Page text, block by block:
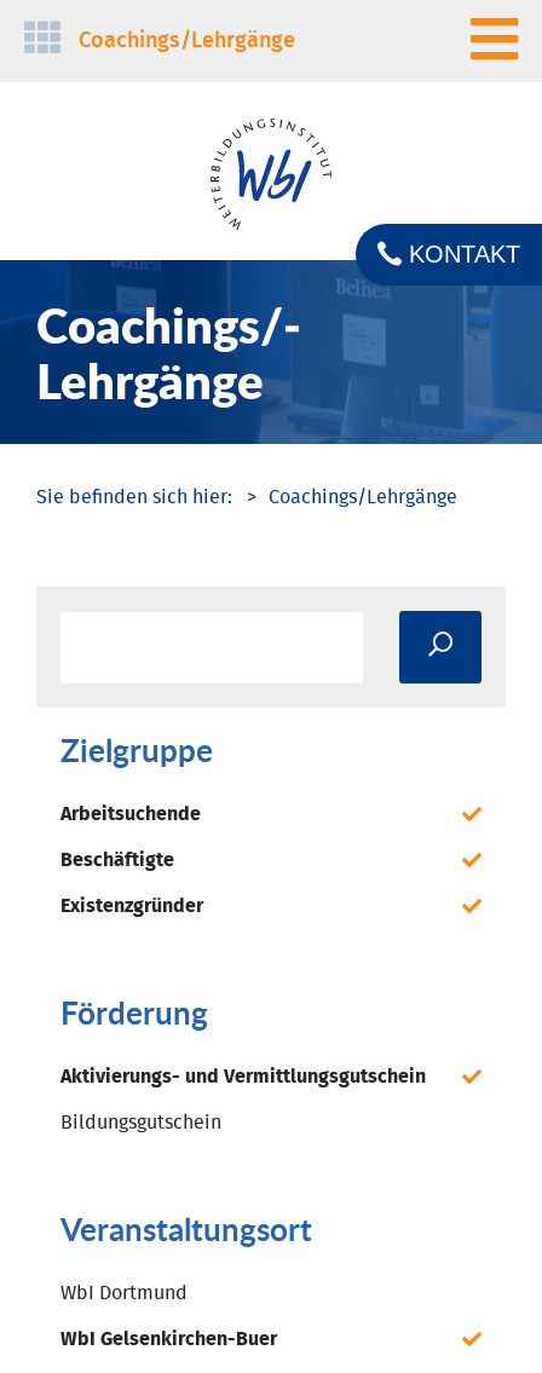
Navigation
Coachings/­Lehrgänge
Coachings/­
Lehrgänge
KONTAKT
Coachings/­Lehrgänge
Zielgruppe
Arbeitsuchende
Beschäftigte
Existenzgründer
Förderung
Aktivierungs- und Vermittlungsgutschein
Bildungsgutschein
Veranstaltungsort
WbI Dortmund
WbI Gelsenkirchen-Buer